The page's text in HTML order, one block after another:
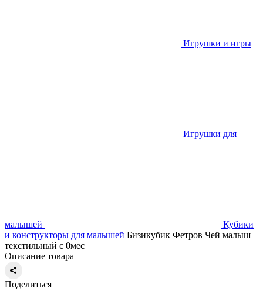
Игрушки и игры
Игрушки для
малышей
Кубики
и конструкторы для малышей Бизикубик Фетров Чей малыш
текстильный с 0мес
Описание товара
Поделиться